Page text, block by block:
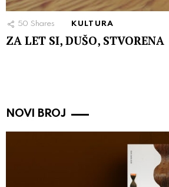
50 Shares KULTURA
ZA LET SI, DUŠO, STVORENA
NOVI BROJ